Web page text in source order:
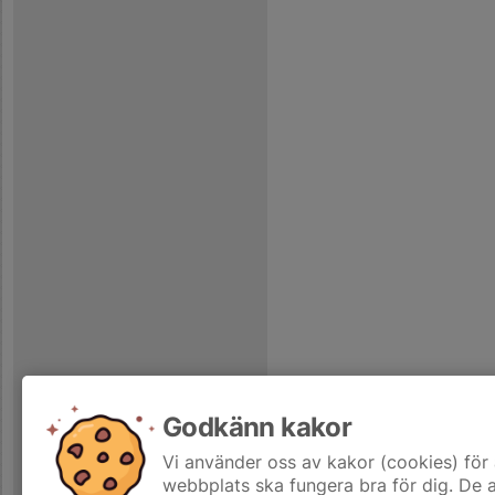
Godkänn kakor
Vi använder oss av kakor (cookies)
webbplats ska fungera bra för dig. De